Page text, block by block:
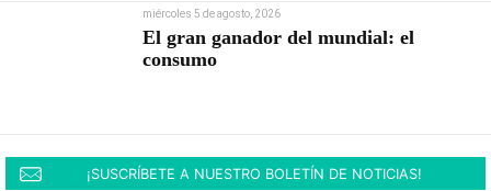
miércoles 5 de agosto, 2026
El gran ganador del mundial: el
consumo
¡SUSCRÍBETE A NUESTRO BOLETÍN DE NOTICIAS!